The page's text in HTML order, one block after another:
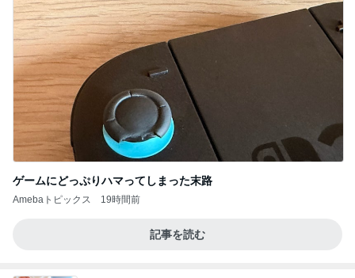
ゲームにどっぷりハマってしまった末路
Amebaトピックス 19時間前
記事を読む